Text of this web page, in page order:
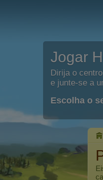
Jogar
Dirija o
e junte-se a
Escolha o